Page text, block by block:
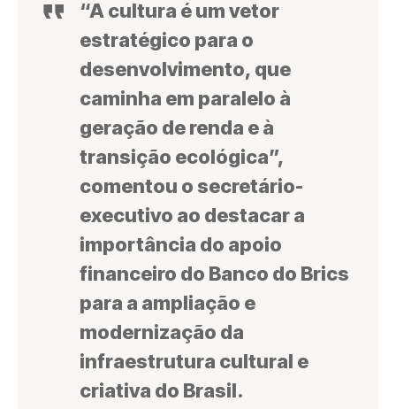
“A cultura é um vetor
estratégico para o
desenvolvimento, que
caminha em paralelo à
geração de renda e à
transição ecológica”,
comentou o secretário-
executivo ao destacar a
importância do apoio
financeiro do Banco do Brics
para a ampliação e
modernização da
infraestrutura cultural e
criativa do Brasil.